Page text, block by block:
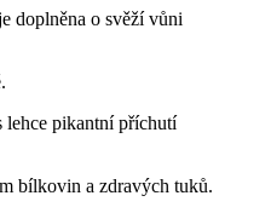
doplněna o svěží vůni
lehce pikantní příchutí
bílkovin a zdravých tuků.